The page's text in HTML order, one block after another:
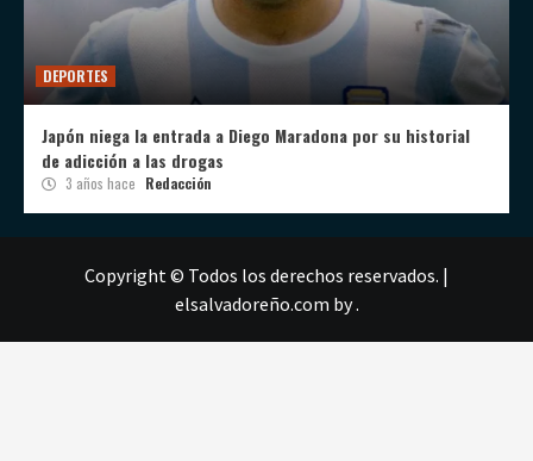
DEPORTES
Japón niega la entrada a Diego Maradona por su historial
de adicción a las drogas
3 años hace Redacción
Copyright © Todos los derechos reservados. |
elsalvadoreño.com by .